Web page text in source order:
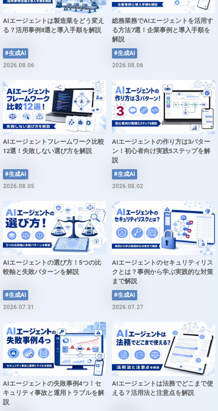
AIエージェントは製造業をどう変え
る？活用事例8選と導入手順を解説
#生成AI
2026.08.06
総務業務でAIエージェントを活用す
る方法7選！企業事例と導入手順を
解説
#生成AI
2026.08.06
AIエージェントフレームワーク比較
12選！失敗しない選び方を解説
#生成AI
2026.08.05
AIエージェントの作り方は3パター
ン！初心者向け実践5ステップを解
説
#生成AI
2026.08.02
AIエージェントの選び方！5つの比
較軸と失敗パターンを解説
#生成AI
2026.07.31
AIエージェントのセキュリティリス
クとは？事例から学ぶ実践的な対策
まで解説
#生成AI
2026.07.27
AIエージェントの失敗事例4つ！セ
キュリティ事故と運用トラブルを解
説
AIエージェントは法務でどこまで使
える？活用法と注意点を解説